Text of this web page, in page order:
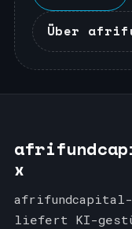
Über
x
liefert KI-